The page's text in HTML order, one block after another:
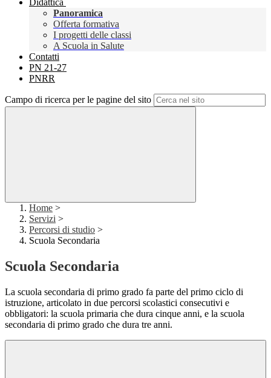
Didattica
Panoramica
Offerta formativa
I progetti delle classi
A Scuola in Salute
Contatti
PN 21-27
PNRR
Campo di ricerca per le pagine del sito
Home >
Servizi >
Percorsi di studio >
Scuola Secondaria
Scuola Secondaria
La scuola secondaria di primo grado fa parte del primo ciclo di
istruzione, articolato in due percorsi scolastici consecutivi e
obbligatori: la scuola primaria che dura cinque anni, e la scuola
secondaria di primo grado che dura tre anni.